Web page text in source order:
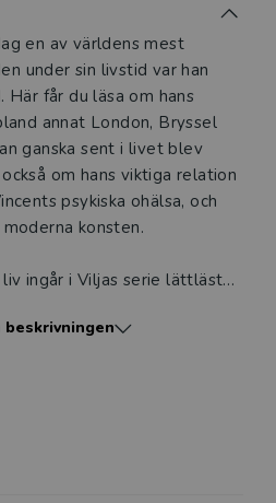
en av världens mest
under sin livstid var han
får du läsa om hans
annat London, Bryssel
ganska sent i livet blev
om hans viktiga relation
psykiska ohälsa, och
konsten.
ingår i Viljas serie lättlästa
bland annat foton av
ett innehåll anpassat för